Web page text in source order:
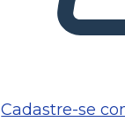
Cadastre-se